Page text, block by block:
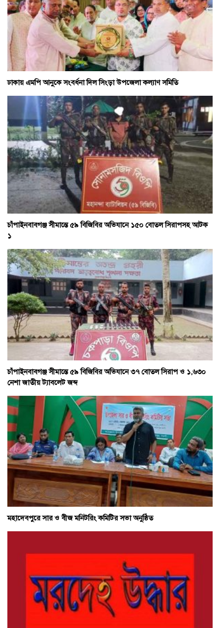
ঢাকায় এমপি আনুকে সংবর্ধনা দিল সিংড়া উপজেলা কল্যাণ সমিতি
চাঁপাইনবাবগঞ্জ সীমান্তে ৫৯ বিজিবির অভিযানে ১৫০ বোতল সিরাপসহ আটক
১
চাঁপাইনবাবগঞ্জ সীমান্তে ৫৯ বিজিবির অভিযানে ৩৭ বোতল সিরাপ ও ১,৬৩০
নেশা জাতীয় ট্যাবলেট জব্দ
মহাদেবপুরে সার ও বীজ মনিটরিং কমিটির সভা অনুষ্ঠিত